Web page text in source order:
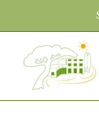
contenu